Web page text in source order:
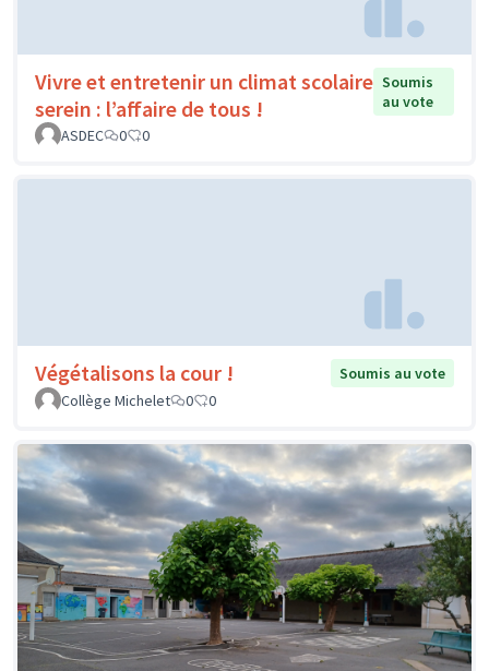
Vivre et entretenir un climat scolaire
serein : l’affaire de tous !
Soumis
au vote
ASDEC
0 0
Végétalisons la cour !
Soumis au vote
Collège Michelet
0 0